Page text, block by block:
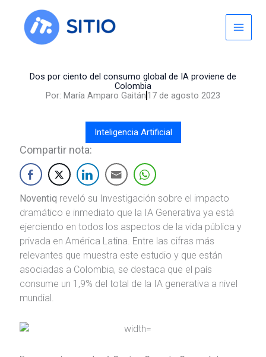
content
Dos por ciento del consumo global de IA proviene de
Colombia
Por: María Amparo Gaitán 17 de agosto 2023
Inteligencia Artificial
Compartir nota:
Noventiq reveló su Investigación sobre el impacto
dramático e inmediato que la IA Generativa ya está
ejerciendo en todos los aspectos de la vida pública y
privada en América Latina. Entre las cifras más
relevantes que muestra este estudio y que están
asociadas a Colombia, se destaca que el país
consume un 1,9% del total de la IA generativa a nivel
mundial.